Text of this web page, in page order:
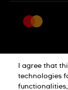
銷售條款
工作機會
I agree that
technologies